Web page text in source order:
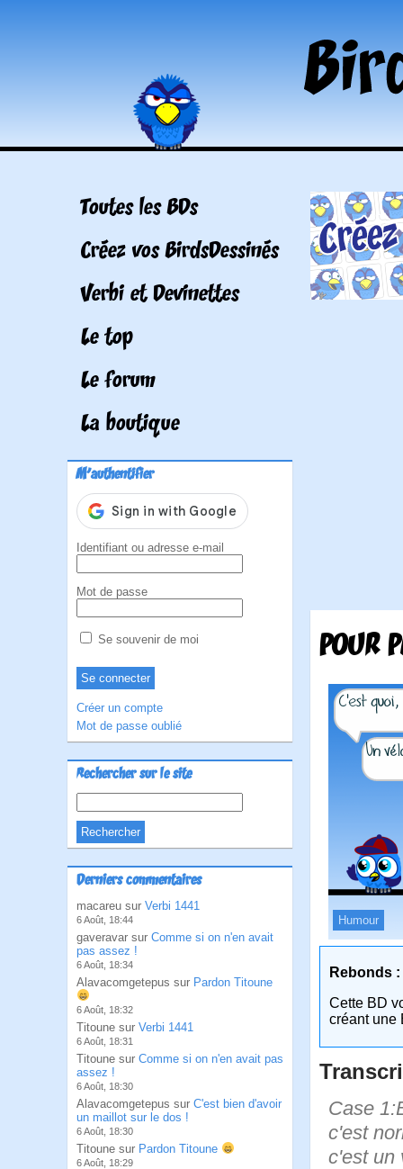
Toutes les BDs
Créez vos BirdsDessinés
Verbi et Devinettes
Le top
Le forum
La boutique
M'authentifier
Identifiant ou adresse e-mail
Mot de passe
Se souvenir de moi
Créer un compte
Mot de passe oublié
Rechercher sur le site
Derniers commentaires
macareu sur Verbi 1441
6 Août, 18:44
gaveravar sur Comme si on n'en avait
pas assez !
6 Août, 18:34
Alavacomgetepus sur Pardon Titoune
6 Août, 18:32
Titoune sur Verbi 1441
6 Août, 18:31
Titoune sur Comme si on n'en avait pas
assez !
6 Août, 18:30
Alavacomgetepus sur C'est bien d'avoir
un maillot sur le dos !
6 Août, 18:30
Titoune sur Pardon Titoune
6 Août, 18:29
POUR
Humour
Rebonds :
Cette BD
créant une
Case
c'est
c'est un